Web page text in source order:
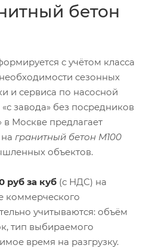
бетон
с учётом класса
сезонных
и сервиса по насосной
завода» без посредников
в Москве предлагает
гранитный бетон М100
объектов.
руб за куб (с НДС) на
коммерческого
учитываются: объём
тип выбираемого
время на разгрузку.